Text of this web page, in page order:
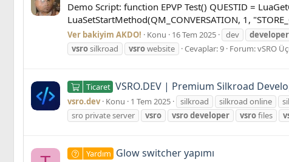
Demo Script: function EPVP Test() QUESTID =
LuaSetStartMethod(QM_CONVERSATION, 1,
Ver bakiyim AKDO! Konu 16 Tem 2025 dev developer
vsrosilkroad vsrowebsite Cevaplar: 9 Forum:vSRO
Ticaret VSRO.DEV | Premium Silkroad
vsro.dev Konu 1 Tem 2025 silkroad silkroad online
sro private server
vsro vsrodeveloper vsrofiles
Yardım Glow switcher yapımı